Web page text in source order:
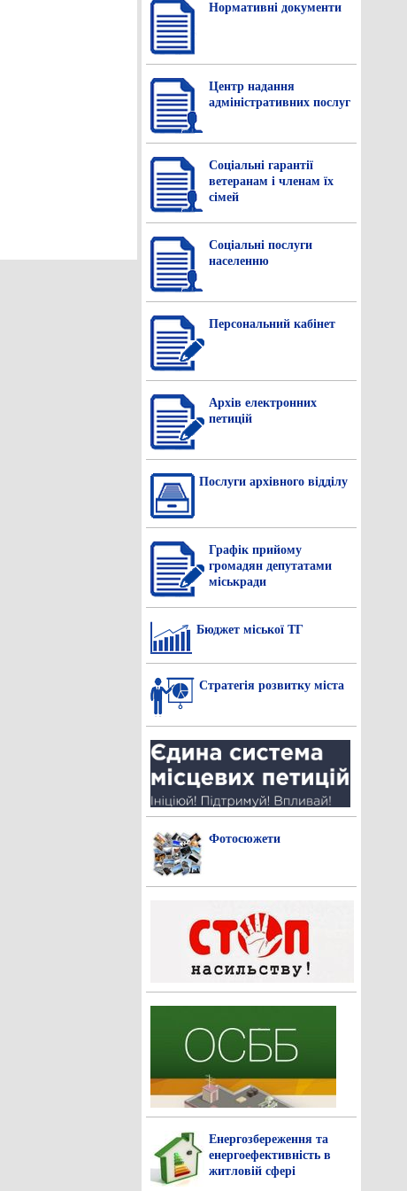
Нормативнi документи
Центр надання
адміністративних послуг
Соціальні гарантії
ветеранам і членам їх
сімей
Соціальні послуги
населенню
Персональний кабінет
Архів електронних
петицій
Послуги архівного відділу
Графік прийому
громадян депутатами
міськради
Бюджет міської ТГ
Стратегія розвитку міста
Фотосюжети
Енергозбереження та
енергоефективність в
житловій сфері